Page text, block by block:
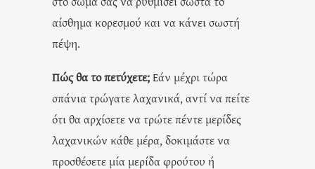
αίσθημα κορεσμού και να κάνει σωστή
πέψη.
Πώς θα το πετύχετε;Εάν μέχρι τώρα
σπάνια τρώγατε λαχανικά, αντί να πείτε
ότι θα αρχίσετε να τρώτε πέντε μερίδες
λαχανικών κάθε μέρα, δοκιμάστε να
προσθέσετε μία μερίδα φρούτου ή